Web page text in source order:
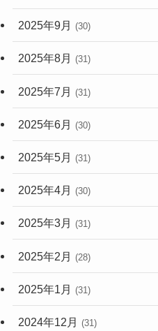
2025年9月 (30)
2025年8月 (31)
2025年7月 (31)
2025年6月 (30)
2025年5月 (31)
2025年4月 (30)
2025年3月 (31)
2025年2月 (28)
2025年1月 (31)
2024年12月 (31)